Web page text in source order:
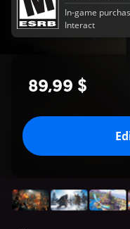
In-game
Interact
89,99 $